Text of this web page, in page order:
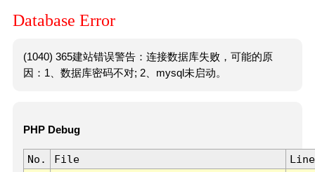
Database Error
(1040) 365建站错误警告：连接数据库失败，可能的原
因：1、数据库密码不对; 2、mysql未启动。
PHP Debug
No. File
Line